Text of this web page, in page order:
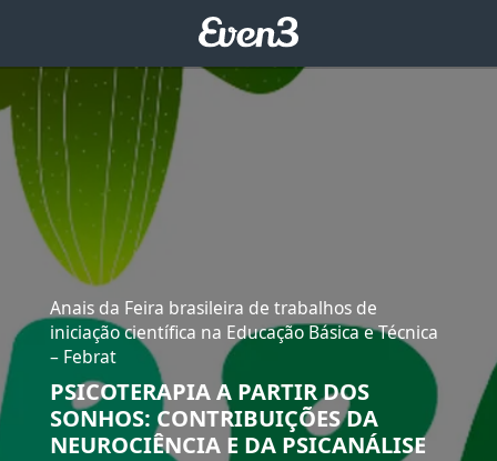
Anais da Feira brasileira de trabalhos de
iniciação científica na Educação Básica e Técnica
– Febrat
PSICOTERAPIA A PARTIR DOS
SONHOS: CONTRIBUIÇÕES DA
NEUROCIÊNCIA E DA PSICANÁLISE